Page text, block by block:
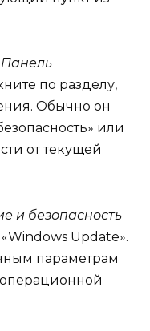
Панель
по разделу,
Обычно он
или
от текущей
и безопасность
Update».
параметрам